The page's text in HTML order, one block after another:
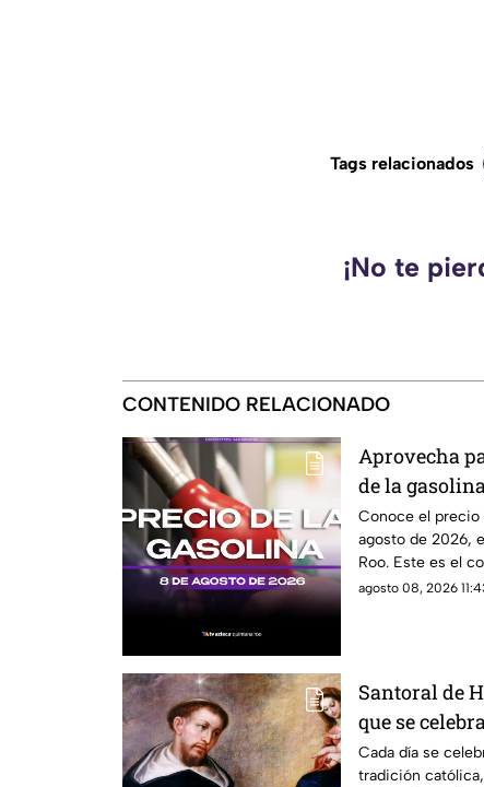
Tags relacionados
¡No te
CONTENIDO RELACIONADO
Aprovecha
de la
de 2026, en
Conoce el precio
agosto de 2026,
Roo. Este es el
agosto 08, 2026
Santoral de
que se
de 2026?
Cada día se
tradición